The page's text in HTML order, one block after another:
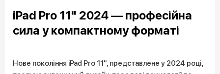
iPad Pro 11" 2024 — професійна
сила у компактному форматі
Нове покоління iPad Pro 11", представлене у 2024 році,